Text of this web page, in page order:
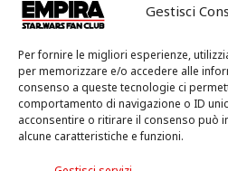
Gestisci
Per fornire le migliori esperienze,
per memorizzare e/o accedere alle
consenso a queste tecnologie ci
comportamento di navigazione o ID
acconsentire o ritirare il consenso può
alcune caratteristiche e funzioni.